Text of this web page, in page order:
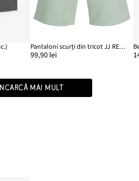
Pantaloni scurți din tricot JJ REBEL, Regular Fit
99,90 lei
MAI MULT